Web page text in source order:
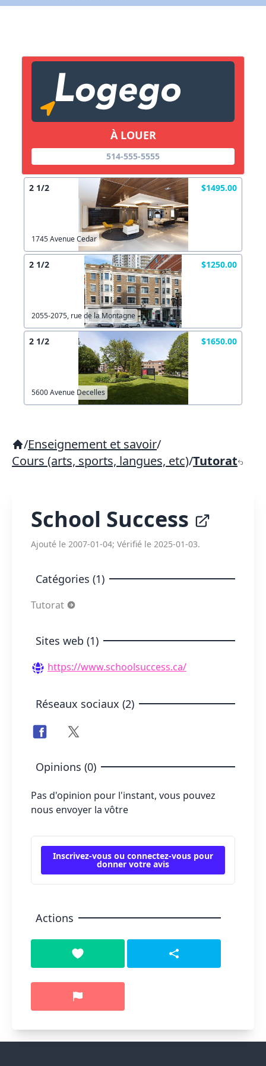
À LOUER
514-555-5555
2 1/2 $1495.00
1745 Avenue Cedar
2 1/2 $1250.00
2055-2075, rue de la Montagne
2 1/2 $1650.00
5600 Avenue Decelles
/Enseignement et savoir/
Cours (arts, sports, langues, etc)/Tutorat
School Success
Ajouté le 2007-01-04; Vérifié le 2025-01-03.
Catégories (1)
Tutorat
Sites web (1)
https://www.schoolsuccess.ca/
Réseaux sociaux (2)
Opinions (0)
Pas d'opinion pour l'instant, vous pouvez
nous envoyer la vôtre
Inscrivez-vous ou connectez-vous pour
donner votre avis
Actions
X Fermer Envoyez
Copier lien
X Fermer